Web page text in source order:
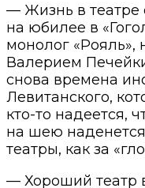
— Жизнь в театре
на юбилее в
монолог
Валерием
снова времена
Левитанского,
кто-то надеется,
на шею
театры, как за
— Хороший театр